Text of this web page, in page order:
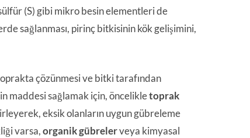
(S) gibi mikro besin elementleri de
sağlanması, pirinç bitkisinin kök gelişimini,
çözünmesi ve bitki tarafından
maddesi sağlamak için, öncelikletoprak
eksik olanların uygun gübreleme
varsa,organik gübrelerveya kimyasal